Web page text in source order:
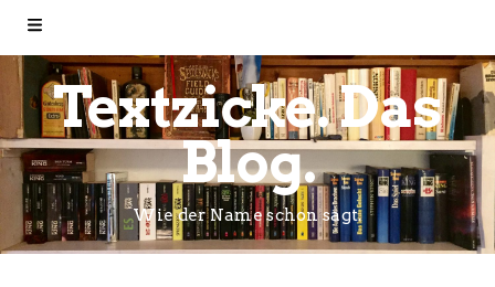
Textzicke. Das
Blog.
Wie der Name schon sagt.